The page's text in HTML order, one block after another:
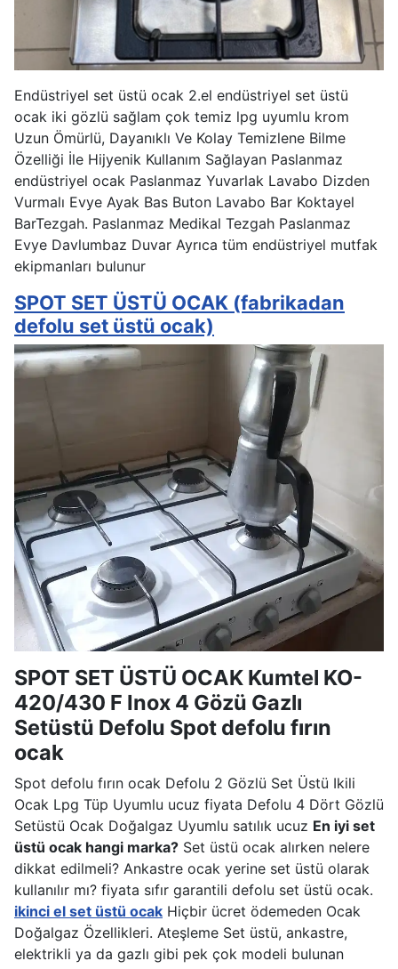
Endüstriyel set üstü ocak 2.el endüstriyel set üstü
ocak iki gözlü sağlam çok temiz lpg uyumlu krom
Uzun Ömürlü, Dayanıklı Ve Kolay Temizlene Bilme
Özelliği İle Hijyenik Kullanım Sağlayan Paslanmaz
endüstriyel ocak Paslanmaz Yuvarlak Lavabo Dizden
Vurmalı Evye Ayak Bas Buton Lavabo Bar Koktayel
BarTezgah. Paslanmaz Medikal Tezgah Paslanmaz
Evye Davlumbaz Duvar Ayrıca tüm endüstriyel mutfak
ekipmanları bulunur
SPOT SET ÜSTÜ OCAK (fabrikadan
defolu set üstü ocak)
SPOT SET ÜSTÜ OCAK Kumtel KO-
420/430 F Inox 4 Gözü Gazlı
Setüstü Defolu Spot defolu fırın
ocak
Spot defolu fırın ocak Defolu 2 Gözlü Set Üstü Ikili
Ocak Lpg Tüp Uyumlu ucuz fiyata Defolu 4 Dört Gözlü
Setüstü Ocak Doğalgaz Uyumlu satılık ucuz En iyi set
üstü ocak hangi marka? Set üstü ocak alırken nelere
dikkat edilmeli? Ankastre ocak yerine set üstü olarak
kullanılır mı? fiyata sıfır garantili defolu set üstü ocak.
ikinci el set üstü ocak Hiçbir ücret ödemeden Ocak
Doğalgaz Özellikleri. Ateşleme Set üstü, ankastre,
elektrikli ya da gazlı gibi pek çok modeli bulunan